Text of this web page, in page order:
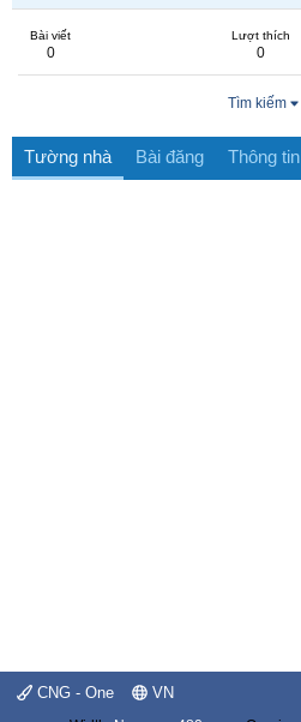
Bài viết
0
Lượt thích
0
Tìm kiếm
Tường nhà Bài đăng Thông tin
CNG - One VN